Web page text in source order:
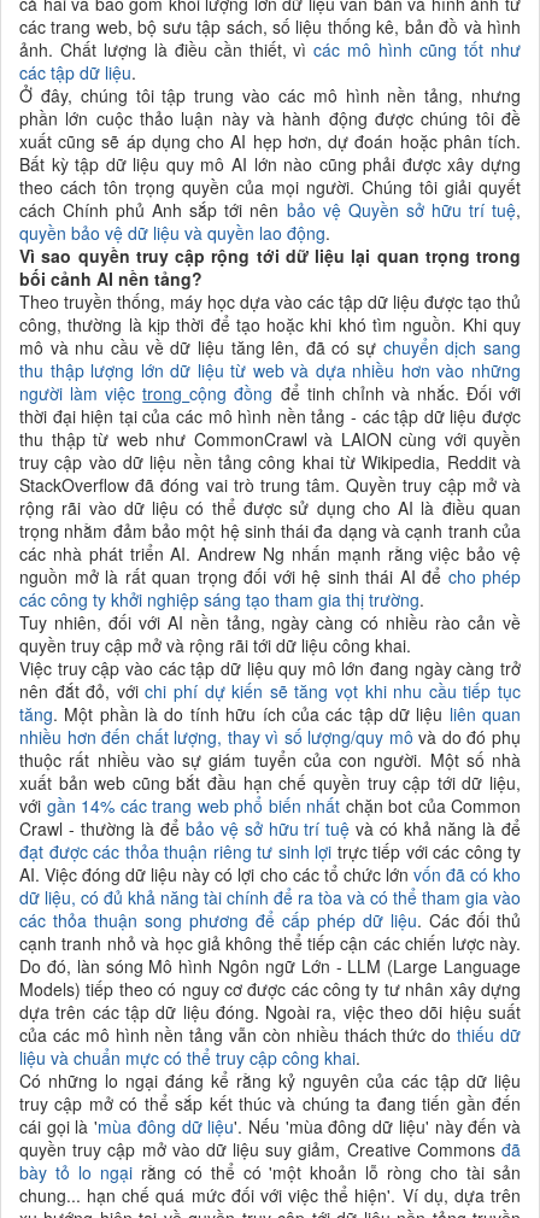
các trang web, bộ sưu tập sách, số liệu thống kê, bản đồ và hình
ảnh. Chất lượng là điều cần thiết, vìcác mô hình cũng tốt như
các tập dữ liệu.
Ở đây, chúng tôi tập trung vào các mô hình nền tảng, nhưng
phần lớn cuộc thảo luận này và hành động được chúng tôi đề
xuất cũng sẽ áp dụng cho AI hẹp hơn, dự đoán hoặc phân tích.
Bất kỳ tập dữ liệu quy mô AI lớn nào cũng phải được xây dựng
theo cách tôn trọng quyền của mọi người. Chúng tôi giải quyết
cách Chính phủ Anh sắp tới nên bảo vệ Quyền sở hữu trí tuệ,
quyền bảo vệ dữ liệu và quyền lao động.
Vì sao quyền truy cập rộng tới dữ liệu lại quan trọng trong
bối cảnh AI nền tảng?
Theo truyền thống, máy học dựa vào các tập dữ liệu được tạo thủ
công, thường là kịp thời để tạo hoặc khi khó tìm nguồn. Khi quy
mô và nhu cầu về dữ liệu tăng lên, đã có sự chuyển dịch sang
thu thập lượng lớn dữ liệu từ web và dựa nhiều hơn vào những
người làm việctrongcộng đồng để tinh chỉnh và nhắc. Đối với
thời đại hiện tại của các mô hình nền tảng - các tập dữ liệu được
thu thập từ web như CommonCrawl và LAION cùng với quyền
truy cập vào dữ liệu nền tảng công khai từ Wikipedia, Reddit và
StackOverflow đã đóng vai trò trung tâm. Quyền truy cập mở và
rộng rãi vào dữ liệu có thể được sử dụng cho AI là điều quan
trọng nhằm đảm bảo một hệ sinh thái đa dạng và cạnh tranh của
các nhà phát triển AI. Andrew Ng nhấn mạnh rằng việc bảo vệ
nguồn mở là rất quan trọng đối với hệ sinh thái AI để cho phép
các công ty khởi nghiệp sáng tạo tham gia thị trường.
Tuy nhiên, đối với AI nền tảng, ngày càng có nhiều rào cản về
quyền truy cập mở và rộng rãi tới dữ liệu công khai.
Việc truy cập vào các tập dữ liệu quy mô lớn đang ngày càng trở
nên đắt đỏ, vớichi phí dự kiến sẽ tăng vọt khi nhu cầu tiếp tục
tăng. Một phần là do tính hữu ích của các tập dữ liệu liên quan
nhiều hơn đến chất lượng, thay vì số lượng/quy mô và do đó phụ
thuộc rất nhiều vào sự giám tuyển của con người. Một số nhà
xuất bản web cũng bắt đầu hạn chế quyền truy cập tới dữ liệu,
với gần 14% các trang web phổ biến nhất chặn bot của Common
Crawl - thường là để bảo vệ sở hữu trí tuệ và có khả năng là để
đạt được các thỏa thuận riêng tư sinh lợi trực tiếp với các công ty
AI. Việc đóng dữ liệu này có lợi cho các tổ chức lớn vốn đã có kho
dữ liệu, có đủ khả năng tài chính để ra tòa và có thể tham gia vào
các thỏa thuận song phương để cấp phép dữ liệu. Các đối thủ
cạnh tranh nhỏ và học giả không thể tiếp cận các chiến lược này.
Do đó, làn sóng Mô hình Ngôn ngữ Lớn - LLM (Large Language
Models) tiếp theo có nguy cơ được các công ty tư nhân xây dựng
dựa trên các tập dữ liệu đóng. Ngoài ra, việc theo dõi hiệu suất
của các mô hình nền tảng vẫn còn nhiều thách thức dothiếu dữ
liệu và chuẩn mực có thể truy cập công khai.
Có những lo ngại đáng kể rằng kỷ nguyên của các tập dữ liệu
truy cập mở có thể sắp kết thúc và chúng ta đang tiến gần đến
cái gọi là 'mùa đông dữ liệu'. Nếu 'mùa đông dữ liệu' này đến và
quyền truy cập mở vào dữ liệu suy giảm, Creative Commons đã
bày tỏ lo ngạirằng có thể có 'một khoản lỗ ròng cho tài sản
chung... hạn chế quá mức đối với việc thể hiện'. Ví dụ, dựa trên